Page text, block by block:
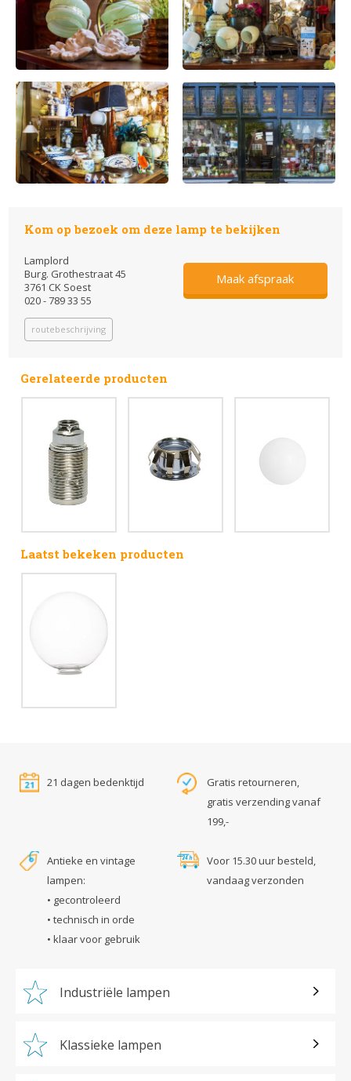
Kom op bezoek om deze lamp te bekijken
Lamplord
Burg. Grothestraat 45
3761 CK Soest
020 - 789 33 55
routebeschrijving
Maak afspraak
Gerelateerde producten
Laatst bekeken producten
21 dagen bedenktijd
Gratis retourneren,
gratis verzending vanaf
199,-
Antieke en vintage
lampen:
• gecontroleerd
• technisch in orde
• klaar voor gebruik
Voor 15.30 uur besteld,
vandaag verzonden
Industriële lampen
Klassieke lampen